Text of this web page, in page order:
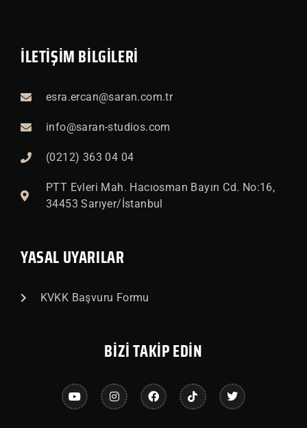
İLETİŞİM BİLGİLERİ
esra.ercan@saran.com.tr
info@saran-studios.com
(0212) 363 04 04
PTT Evleri Mah. Hacıosman Bayırı Cd. No:16,
34453 Sarıyer/İstanbul
YASAL UYARILAR
KVKK Başvuru Formu
BİZİ TAKİP EDİN